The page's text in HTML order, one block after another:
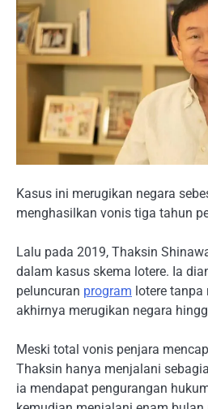
Kasus ini merugikan negara
menghasilkan vonis tiga tahun
Lalu pada 2019, Thaksin
dalam kasus skema lotere. Ia
peluncuran program lotere tanpa
akhirnya merugikan negara
Meski total vonis penjara
Thaksin hanya menjalani
ia mendapat pengurangan